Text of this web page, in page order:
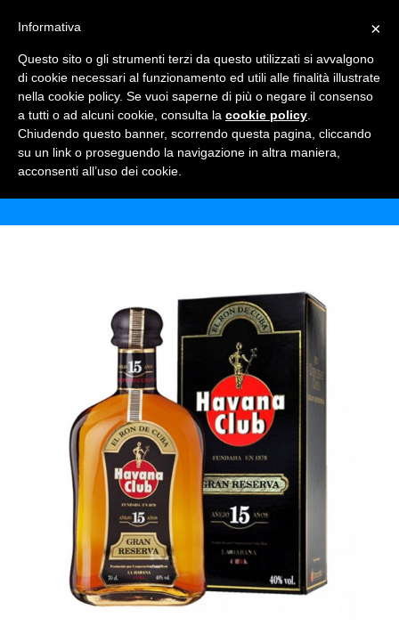
RUM HAVANA CLUB 15 ANNI
Home Shop Alcolici
×
Informativa
Questo sito o gli strumenti terzi da questo utilizzati si avvalgono
di cookie necessari al funzionamento ed utili alle finalità illustrate
nella cookie policy. Se vuoi saperne di più o negare il consenso
a tutti o ad alcuni cookie, consulta la cookie policy
Chiudendo questo banner, scorrendo questa pagina, cliccando
su un link o proseguendo la navigazione in altra maniera,
acconsenti all’uso dei cookie.